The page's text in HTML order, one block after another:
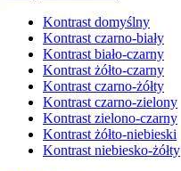
Kontrast domyślny
Kontrast czarno-biały
Kontrast biało-czarny
Kontrast żółto-czarny
Kontrast czarno-żółty
Kontrast czarno-zielony
Kontrast zielono-czarny
Kontrast żółto-niebieski
Kontrast niebiesko-żółty